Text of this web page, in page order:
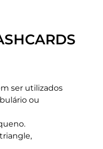
ser utilizados
ou